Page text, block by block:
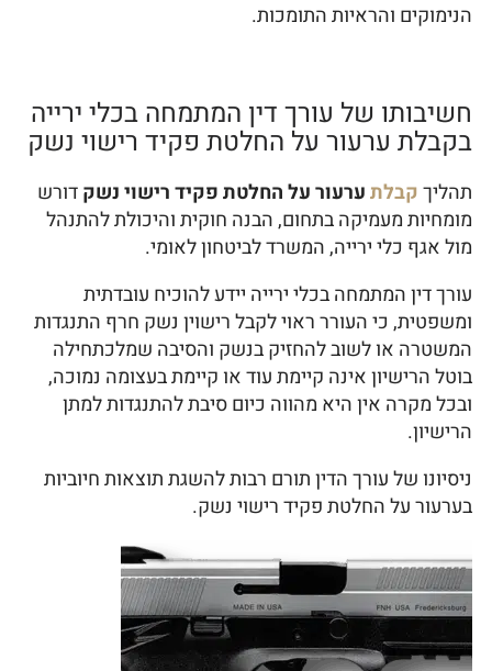
הנימוקים והראיות התומכות.
חשיבותו של עורך דין המתמחה בכלי ירייה
בקבלת ערעור על החלטת פקיד רישוי נשק
תהליךקבלתערעור על החלטת פקיד רישוי נשקדורש
מומחיות מעמיקה בתחום, הבנה חוקית והיכולת להתנהל
מול אגף כלי ירייה, המשרד לביטחון לאומי.
עורך דין המתמחה בכלי ירייה יידע להוכיח עובדתית
ומשפטית, כי העורר ראוי לקבל רישוין נשק חרף התנגדות
המשטרה או לשוב להחזיק בנשק והסיבה שמלכתחילה
בוטל הרישיון אינה קיימת עוד או קיימת בעצומה נמוכה,
ובכל מקרה אין היא מהווה כיום סיבת להתנגדות למתן
הרישיון.
ניסיונו של עורך הדין תורם רבות להשגת תוצאות חיוביות
בערעור על החלטת פקיד רישוי נשק.